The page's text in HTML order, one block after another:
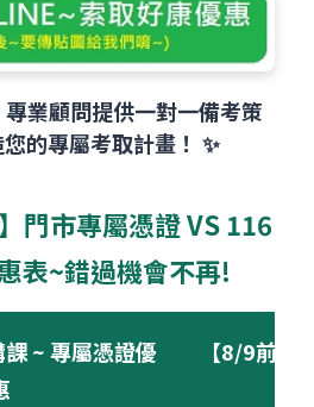
業顧問提供一對一備考策
的專屬考取計畫！ ✨
門市專屬憑證 VS 116
表~錯過機會不再!
課 ~ 專屬憑證優
【8/9前】